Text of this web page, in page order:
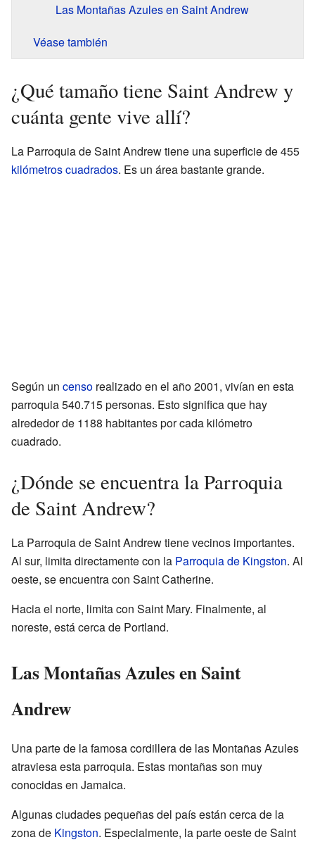
Las Montañas Azules en Saint Andrew
Véase también
¿Qué tamaño tiene Saint Andrew y
cuánta gente vive allí?
La Parroquia de Saint Andrew tiene una superficie de 455
kilómetros cuadrados. Es un área bastante grande.
Según un censo realizado en el año 2001, vivían en esta
parroquia 540.715 personas. Esto significa que hay
alrededor de 1188 habitantes por cada kilómetro
cuadrado.
¿Dónde se encuentra la Parroquia
de Saint Andrew?
La Parroquia de Saint Andrew tiene vecinos importantes.
Al sur, limita directamente con la Parroquia de Kingston. Al
oeste, se encuentra con Saint Catherine.
Hacia el norte, limita con Saint Mary. Finalmente, al
noreste, está cerca de Portland.
Las Montañas Azules en Saint
Andrew
Una parte de la famosa cordillera de las Montañas Azules
atraviesa esta parroquia. Estas montañas son muy
conocidas en Jamaica.
Algunas ciudades pequeñas del país están cerca de la
zona de Kingston. Especialmente, la parte oeste de Saint